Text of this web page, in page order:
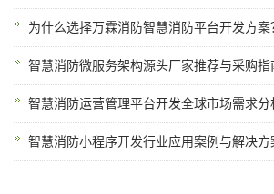
为什么选择万霖消防智慧消防平台开发方
智慧消防微服务架构源头厂家推荐与采购指
智慧消防运营管理平台开发全球市场需求
智慧消防小程序开发行业应用案例与解决方